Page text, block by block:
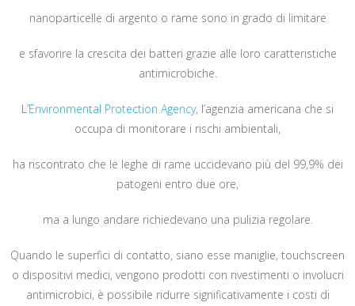
nanoparticelle di argento o rame sono in grado di limitare
e sfavorire la crescita dei batteri grazie alle loro caratteristiche
antimicrobiche.
L’Environmental Protection Agency, l’agenzia americana che si
occupa di monitorare i rischi ambientali,
ha riscontrato che le leghe di rame uccidevano più del 99,9% dei
patogeni entro due ore,
ma a lungo andare richiedevano una pulizia regolare.
Quando le superfici di contatto, siano esse maniglie, touchscreen
o dispositivi medici, vengono prodotti con rivestimenti o involucri
antimicrobici, è possibile ridurre significativamente i costi di